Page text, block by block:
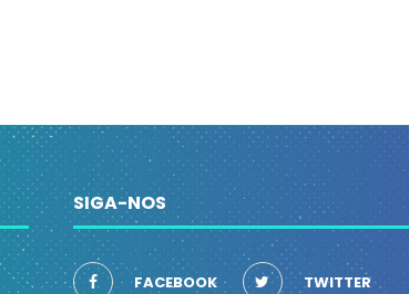
SIGA-NOS
FACEBOOK TWITTER